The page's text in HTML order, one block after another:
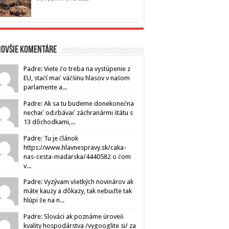
komentáre
Padre: Viete čo treba na vystúpenie z
EU, stačí mať väčšinu hlasov v našom
parlamente a...
Padre: Ak sa tu budeme donekonečna
nechať od.rbávať záchranármi štátu s
13 dôchodkami,...
Padre: Tu je článok
https://www.hlavnespravy.sk/caka-
nas-cesta-madarska/4440582 o čom
v...
Padre: Vyzývam všetkých novinárov ak
máte kauzy a dôkazy, tak nebuďte tak
hlúpi že na n...
Padre: Slováci ak poznáme úroveň
kvality hospodárstva /vygooglite si/ za